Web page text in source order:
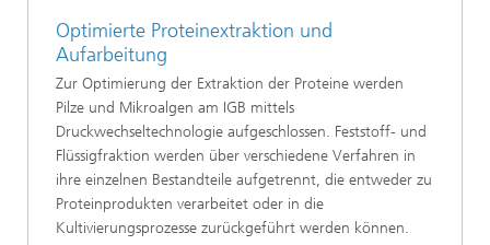
Optimierte Proteinextraktion und
Aufarbeitung
Zur Optimierung der Extraktion der Proteine werden
Pilze und Mikroalgen am IGB mittels
Druckwechseltechnologie aufgeschlossen. Feststoff- und
Flüssigfraktion werden über verschiedene Verfahren in
ihre einzelnen Bestandteile aufgetrennt, die entweder zu
Proteinprodukten verarbeitet oder in die
Kultivierungsprozesse zurückgeführt werden können.